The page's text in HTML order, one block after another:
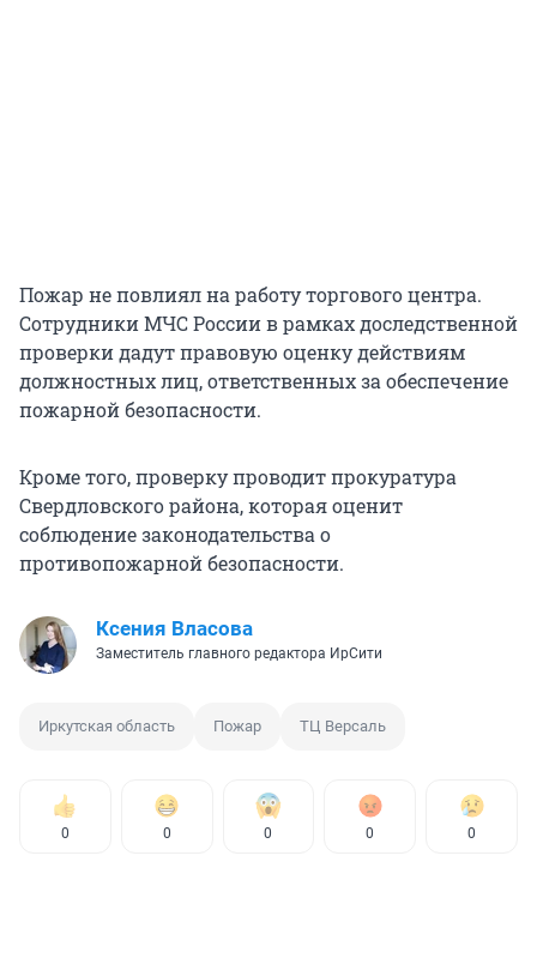
Пожар не повлиял на работу торгового центра.
Сотрудники МЧС России в рамках доследственной
проверки дадут правовую оценку действиям
должностных лиц, ответственных за обеспечение
пожарной безопасности.
Кроме того, проверку проводит прокуратура
Свердловского района, которая оценит
соблюдение законодательства о
противопожарной безопасности.
Ксения Власова
Заместитель главного редактора ИрСити
Иркутская область Пожар ТЦ Версаль
0 0 0 0 0